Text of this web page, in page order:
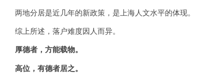
两地分居是近几年的新政策，是上海人文水平的体现。
综上所述，落户难度因人而异。
厚德者，方能载物。
高位，有德者居之。